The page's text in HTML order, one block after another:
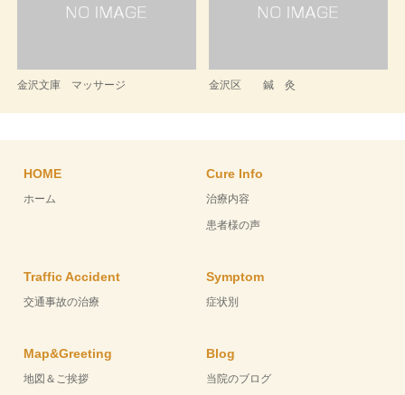
金沢文庫 マッサージ 金沢区 鍼 灸
HOME
ホーム
Cure Info
治療内容
患者様の声
Traffic Accident
交通事故の治療
Symptom
症状別
Map&Greeting
地図＆ご挨拶
Blog
当院のブログ